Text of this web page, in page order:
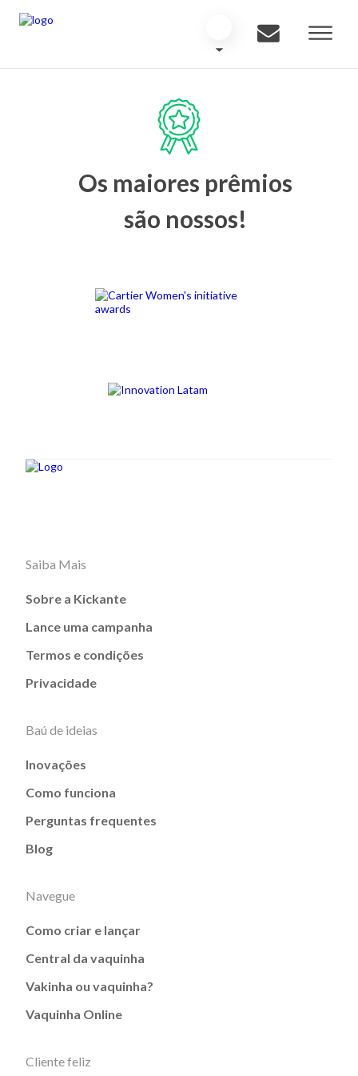
Os maiores prêmios
são nossos!
Saiba Mais
Sobre a Kickante
Lance uma campanha
Termos e condições
Privacidade
Baú de ideias
Inovações
Como funciona
Perguntas frequentes
Blog
Navegue
Como criar e lançar
Central da vaquinha
Vakinha ou vaquinha?
Vaquinha Online
Cliente feliz